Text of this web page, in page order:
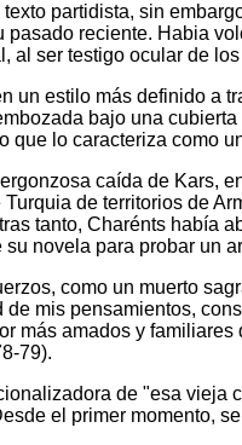
partidista, sin
reciente. Habia
al ser testigo ocular de
un estilo más definido a
bajo una
que lo caracteriza como
caída de Kars,
de territorios de
tanto, Charénts había
novela para probar un
como un muerto
mis pensamientos,
más amados y
79).
de "esa
el primer momento,